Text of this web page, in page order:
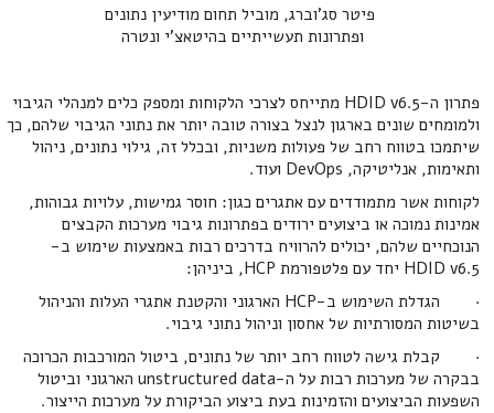
‍ פיטר סג'וברג, מוביל תחום מודיעין נתונים
ופתרונות תעשייתיים בהיטאצ'י ונטרה
פתרון ה-HDID v6.5 מתייחס לצרכי הלקוחות ומספק כלים למנהלי הגיבוי
ולמומחים שונים בארגון לנצל בצורה טובה יותר את נתוני הגיבוי שלהם, כך
שיתמכו בטווח רחב של פעולות משניות, ובכלל זה, גילוי נתונים, ניהול
ותאימות, אנליטיקה, DevOps ועוד.
לקוחות אשר מתמודדים עם אתגרים כגון: חוסר גמישות, עלויות גבוהות,
אמינות נמוכה או ביצועים ירודים בפתרונות גיבוי מערכות הקבצים
הנוכחיים שלהם, יכולים להרוויח בדרכים רבות באמצעות שימוש ב-
HDID v6.5 יחד עם פלטפורמת HCP, ביניהן:
· הגדלת השימוש ב-HCP הארגוני והקטנת אתגרי העלות והניהול
בשיטות המסורתיות של אחסון וניהול נתוני גיבוי.
· קבלת גישה לטווח רחב יותר של נתונים, ביטול המורכבות הכרוכה
בבקרה של מערכות רבות על ה-unstructured data הארגוני וביטול
השפעות הביצועים והזמינות בעת ביצוע הביקורת על מערכות הייצור.